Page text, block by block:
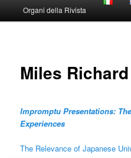
Organi della Rivista
Miles Richard
Impromptu Presentations:
Experiences
The Relevance of Japanese